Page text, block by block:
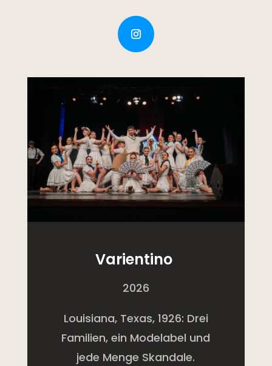
Varientino
2026
Louisiana, Texas, 1926: Drei
Familien, ein Modelabel und
jede Menge Skandale.